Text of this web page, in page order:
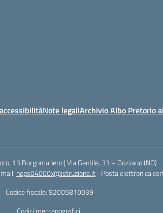
Note legaliArchivio Albo Pretorio
13 Borgomanero | Via Gentile, 33 – Gozzano (NO)
nops04000x@istruzione.it Posta elettronica
Codice fiscale: 82005810039
Codici meccanografici: